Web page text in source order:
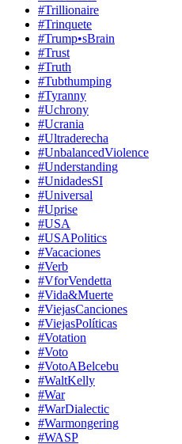
#Trillionaire
#Trinquete
#Trump•sBrain
#Trust
#Truth
#Tubthumping
#Tyranny
#Uchrony
#Ucrania
#Ultraderecha
#UnbalancedViolence
#Understanding
#UnidadesSI
#Universal
#Uprise
#USA
#USAPolitics
#Vacaciones
#Verb
#VforVendetta
#Vida&Muerte
#ViejasCanciones
#ViejasPolíticas
#Votation
#Voto
#VotoABelcebu
#WaltKelly
#War
#WarDialectic
#Warmongering
#WASP